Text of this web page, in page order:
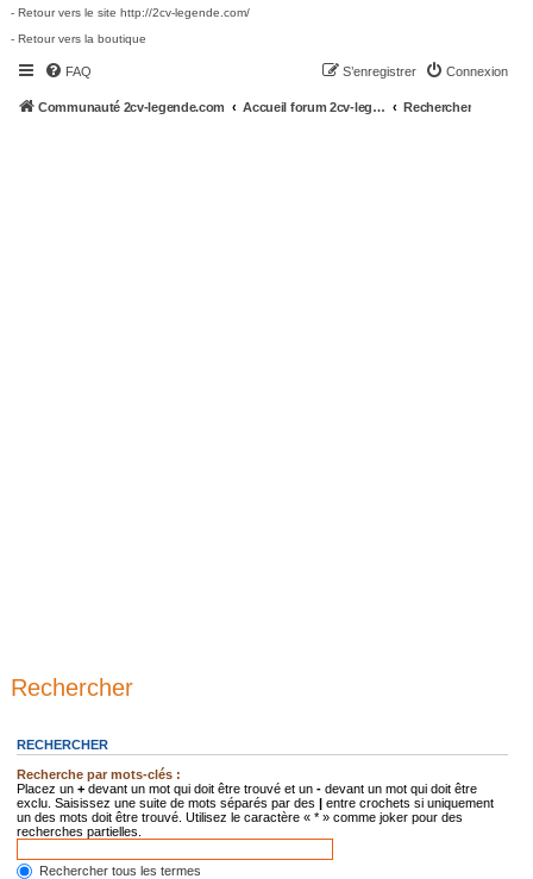
- Retour vers le site http://2cv-legende.com/
- Retour vers la boutique
FAQ Connexion
S’enregistrer
Communauté 2cv-legende.com Accueil forum 2cv-legende.com Rechercher
Rechercher
RECHERCHER
Recherche par mots-clés :
Placez un + devant un mot qui doit être trouvé et un - devant un mot qui doit être
exclu. Saisissez une suite de mots séparés par des | entre crochets si uniquement
un des mots doit être trouvé. Utilisez le caractère « * » comme joker pour des
recherches partielles.
Rechercher tous les termes